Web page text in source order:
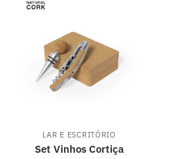
LAR E ESCRITÓRIO
Set Vinhos Cortiça